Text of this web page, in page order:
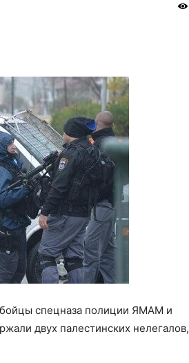
спецназа полиции ЯМАМ и
двух палестинских нелегалов,